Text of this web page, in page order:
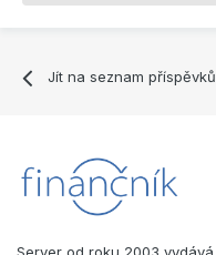
Jít na seznam příspěvků